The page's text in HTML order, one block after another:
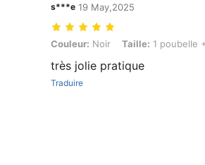
s***e 19 May,2025
Couleur: Noir, Taille: 1 poubelle + 1
Couleur: Noir Taille: 1 poubelle
très jolie pratique
Traduire